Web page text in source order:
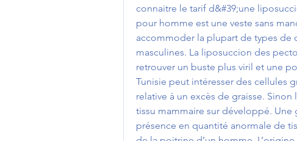
connaitre le tarif d&#39;une
pour homme est une veste sans
accommoder la plupart de types de
masculines. La liposuccion des
retrouver un buste plus viril et une
Tunisie peut intéresser des cellules
relative à un excès de graisse.
tissu mammaire sur développé.
présence en quantité anormale de